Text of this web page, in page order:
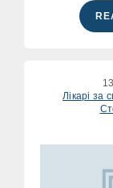
Лікарі за